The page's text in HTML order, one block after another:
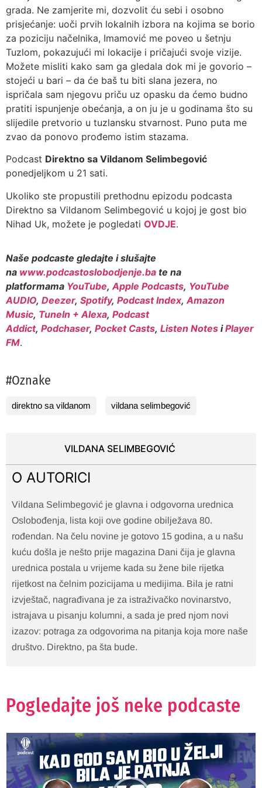
grada. Ne zamjerite mi, dozvolit ću sebi i osobno
prisjećanje: uoči prvih lokalnih izbora na kojima se borio
za poziciju načelnika, Imamović me poveo u šetnju
Tuzlom, pokazujući mi lokacije i pričajući svoje vizije.
Možete misliti kako sam ga gledala dok mi je govorio –
stojeći u bari – da će baš tu biti slana jezera, no
ispričala sam njegovu priču uz opasku da ćemo budno
pratiti ispunjenje obećanja, a on ju je u godinama što su
slijedile pretvorio u tuzlansku stvarnost. Puno puta me
zvao da ponovo prođemo istim stazama.
Podcast Direktno sa Vildanom Selimbegović
ponedjeljkom u 21 sati.
Ukoliko ste propustili prethodnu epizodu podcasta
Direktno sa Vildanom Selimbegović u kojoj je gost bio
Nihad Uk, možete je pogledati OVDJE.
Naše podcaste gledajte i slušajte
na www.podcastoslobodjenje.ba te na
platformama YouTube, Apple Podcasts, YouTube
AUDIO, Deezer, Spotify, Podcast Index, Amazon
Music, TuneIn + Alexa, Podcast
Addict, Podchaser, Pocket Casts, Listen Notes iPlayer
FM.
#Oznake
direktno sa vildanom vildana selimbegović
VILDANA SELIMBEGOVIĆ
O AUTORICI
Vildana Selimbegović je glavna i odgovorna urednica
Oslobođenja, lista koji ove godine obilježava 80.
rođendan. Na čelu novine je gotovo 15 godina, a u našu
kuću došla je nešto prije magazina Dani čija je glavna
urednica postala u vrijeme kada su žene bile rijetka
rijetkost na čelnim pozicijama u medijima. Bila je ratni
izvještač, nagrađivana je za istraživačko novinarstvo,
istrajava u pisanju kolumni, a sada je pred njom novi
izazov: potraga za odgovorima na pitanja koja more naše
društvo. Direktno, pa šta bude.
Pogledajte još neke podcaste